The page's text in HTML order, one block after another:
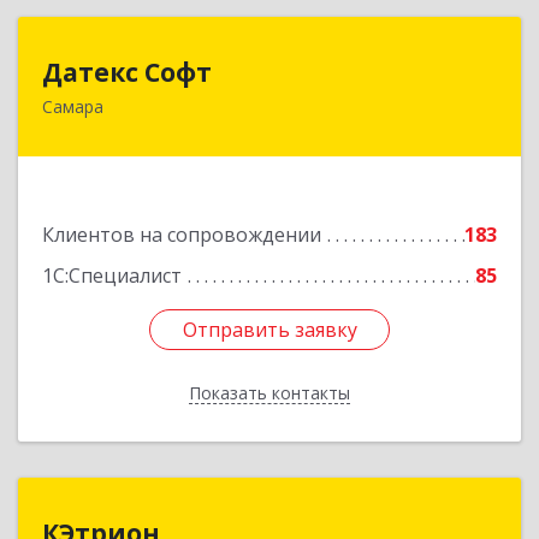
Датекс Софт
Самара
Клиентов на сопровождении
183
1С:Специалист
85
Отправить заявку
Показать контакты
443070, Самарская обл, Самара г, Партизанская
Отправить заявку
Назад